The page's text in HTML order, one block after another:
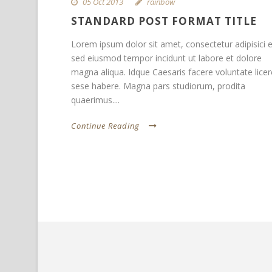
STANDARD POST FORMAT TITLE
Lorem ipsum dolor sit amet, consectetur adipisici
sed eiusmod tempor incidunt ut labore et dolore
magna aliqua. Idque Caesaris facere voluntate
sese habere. Magna pars studiorum, prodita
quaerimus....
Continue Reading